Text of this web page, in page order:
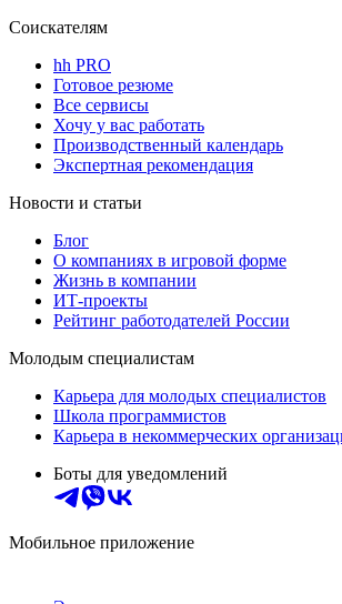
Соискателям
hh PRO
Готовое резюме
Все сервисы
Хочу у вас работать
Производственный календарь
Экспертная рекомендация
Новости и статьи
Блог
О компаниях в игровой форме
Жизнь в компании
ИТ-проекты
Рейтинг работодателей России
Молодым специалистам
Карьера для молодых специалистов
Школа программистов
Карьера в некоммерческих
Боты для уведомлений
Мобильное приложение